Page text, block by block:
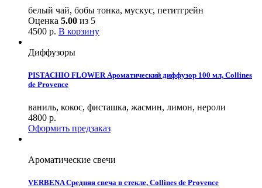
белый чай, бобы тонка, мускус, петитгрейн
Оценка 5.00 из 5
4500 р. В корзину
Диффузоры
PISTACHIO FLOWER Ароматический диффузор 100 мл, Collines
de Provence
ваниль, кокос, фисташка, жасмин, лимон, нероли
4800 р.
Оформить предзаказ
Ароматические свечи
VERBENA Средняя свеча в стекле, Collines de Provence